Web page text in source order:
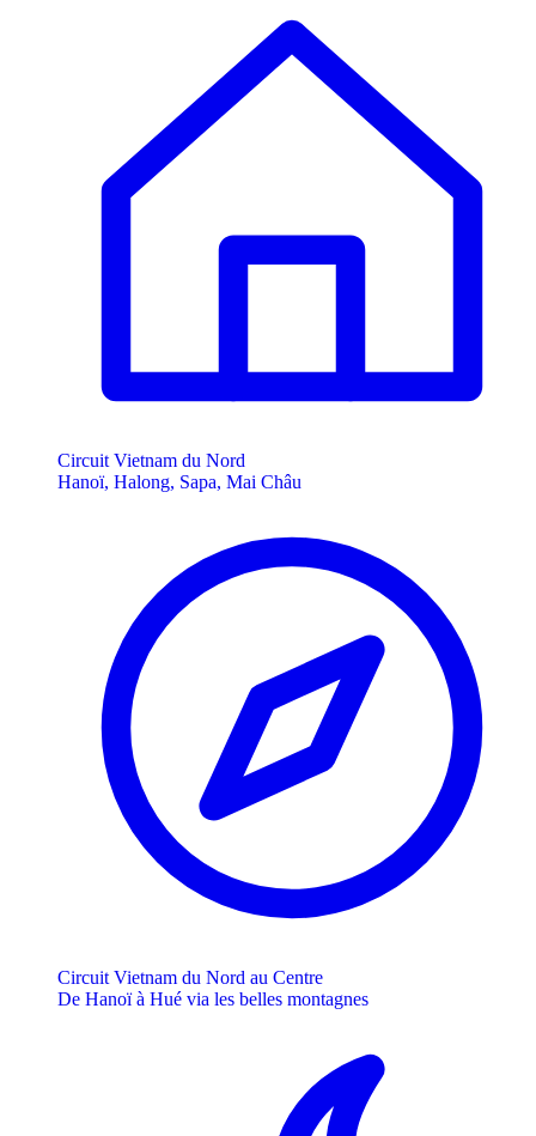
Circuit Vietnam du Nord
Hanoï, Halong, Sapa, Mai Châu
Circuit Vietnam du Nord au Centre
De Hanoï à Hué via les belles montagnes